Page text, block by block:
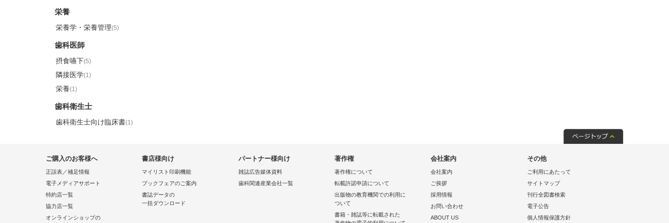
栄養
栄養学・栄養管理(5)
歯科医師
摂食嚥下(5)
隣接医学(1)
栄養(1)
歯科衛生士
歯科衛生士向け臨床書(1)
ご購入のお客様へ
正誤表／補足情報
電子メディアサポート
特約店一覧
協力店一覧
オンラインショップの
書店様向け
マイリスト印刷機能
ブックフェアのご案内
書誌データの
一括ダウンロード
パートナー様向け
雑誌広告媒体資料
歯科関連産業会社一覧
著作権
著作権について
転載許諾申請について
出版物の教育機関での利用に
ついて
書籍・雑誌等に転載された
会社案内
会社案内
ご挨拶
採用情報
お問い合わせ
ABOUT US
その他
ご利用にあたって
サイトマップ
刊行全図書検索
電子公告
個人情報保護方針